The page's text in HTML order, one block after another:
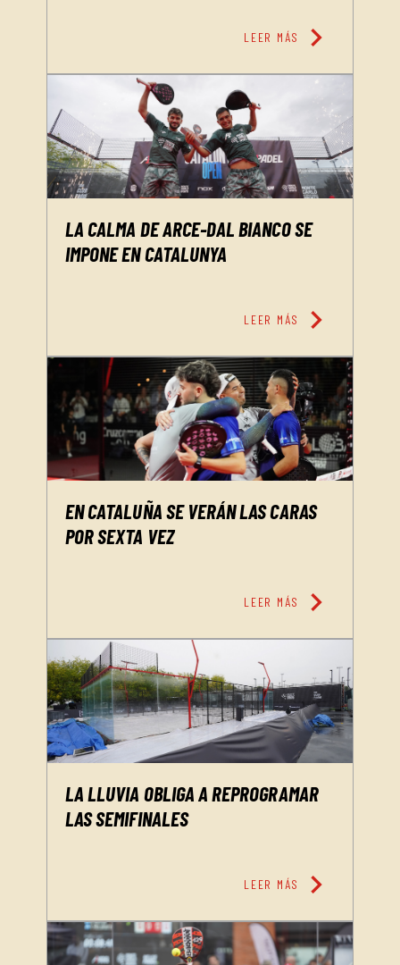
LEER MÁS chevron_right
LA CALMA DE ARCE-DAL BIANCO SE
IMPONE EN CATALUNYA
LEER MÁS chevron_right
EN CATALUÑA SE VERÁN LAS CARAS
POR SEXTA VEZ
LEER MÁS chevron_right
LA LLUVIA OBLIGA A REPROGRAMAR
LAS SEMIFINALES
LEER MÁS chevron_right